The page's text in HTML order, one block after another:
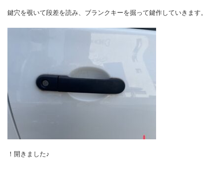
鍵穴を覗いて段差を読み、ブランクキーを掘って鍵作していきます。
！開きました♪